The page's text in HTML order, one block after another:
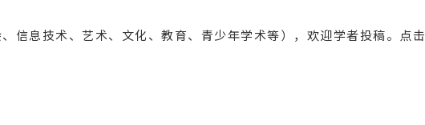
信息技术、艺术、文化、教育、青少年学术等），欢迎学者投稿。点击